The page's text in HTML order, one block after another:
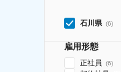
石川県 (6)
雇用形態
正社員 (6)